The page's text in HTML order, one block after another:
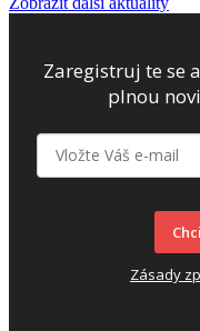
Zaregistruj te se
plnou
Zásady